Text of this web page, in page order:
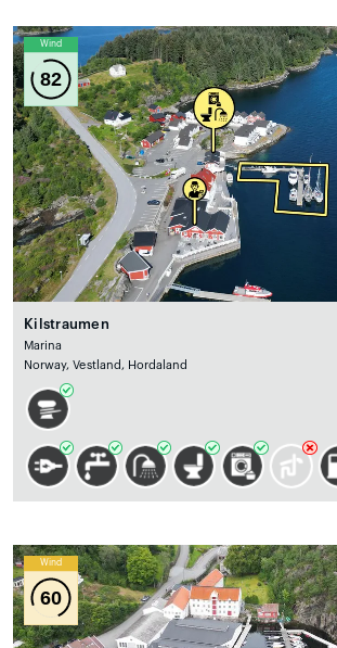
Wind
82
Kilstraumen
Marina
Norway, Vestland, Hordaland
Wind
60